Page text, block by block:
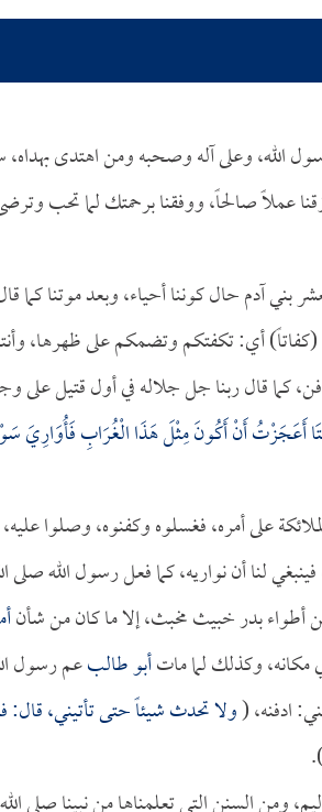
الله، وعلى آله وصحبه ومن اهتدى بهداه،
عملاً صالحاً، ووفقنا برحمتك لما تحب
آدم حال كوننا أحياء، وبعد موتنا كما
26]، فقوله: (كفاتاً) أي: تكفتكم وتضمكم على
كما قال ربنا جل جلاله في أول قتيل على
أَعَجَزْتُ أَنْ أَكُونَ مِثْلَ هَذَا الْغُرَابِ فَأُوَارِيَ
على أمره، فغسلوه وكفنوه، وصلوا
لنا أن نواريه، كما فعل رسول الله صلى
أطواء بدر خبيث مخبث، إلا ما كان من شأن
مكانه، وكذلك لما ماتأبو طالبعم رسول
ادفنه، (ولا تحدث شيئاً حتى تأتيني، قال: